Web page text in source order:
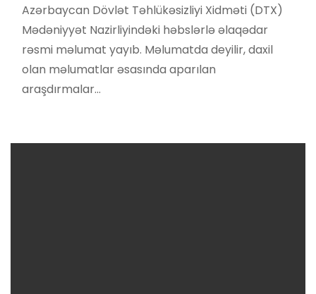
Azərbaycan Dövlət Təhlükəsizliyi Xidməti (DTX)
Mədəniyyət Nazirliyindəki həbslərlə əlaqədar
rəsmi məlumat yayıb. Məlumatda deyilir, daxil
olan məlumatlar əsasında aparılan
araşdırmalar…